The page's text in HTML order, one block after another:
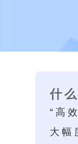
什
“高
大幅